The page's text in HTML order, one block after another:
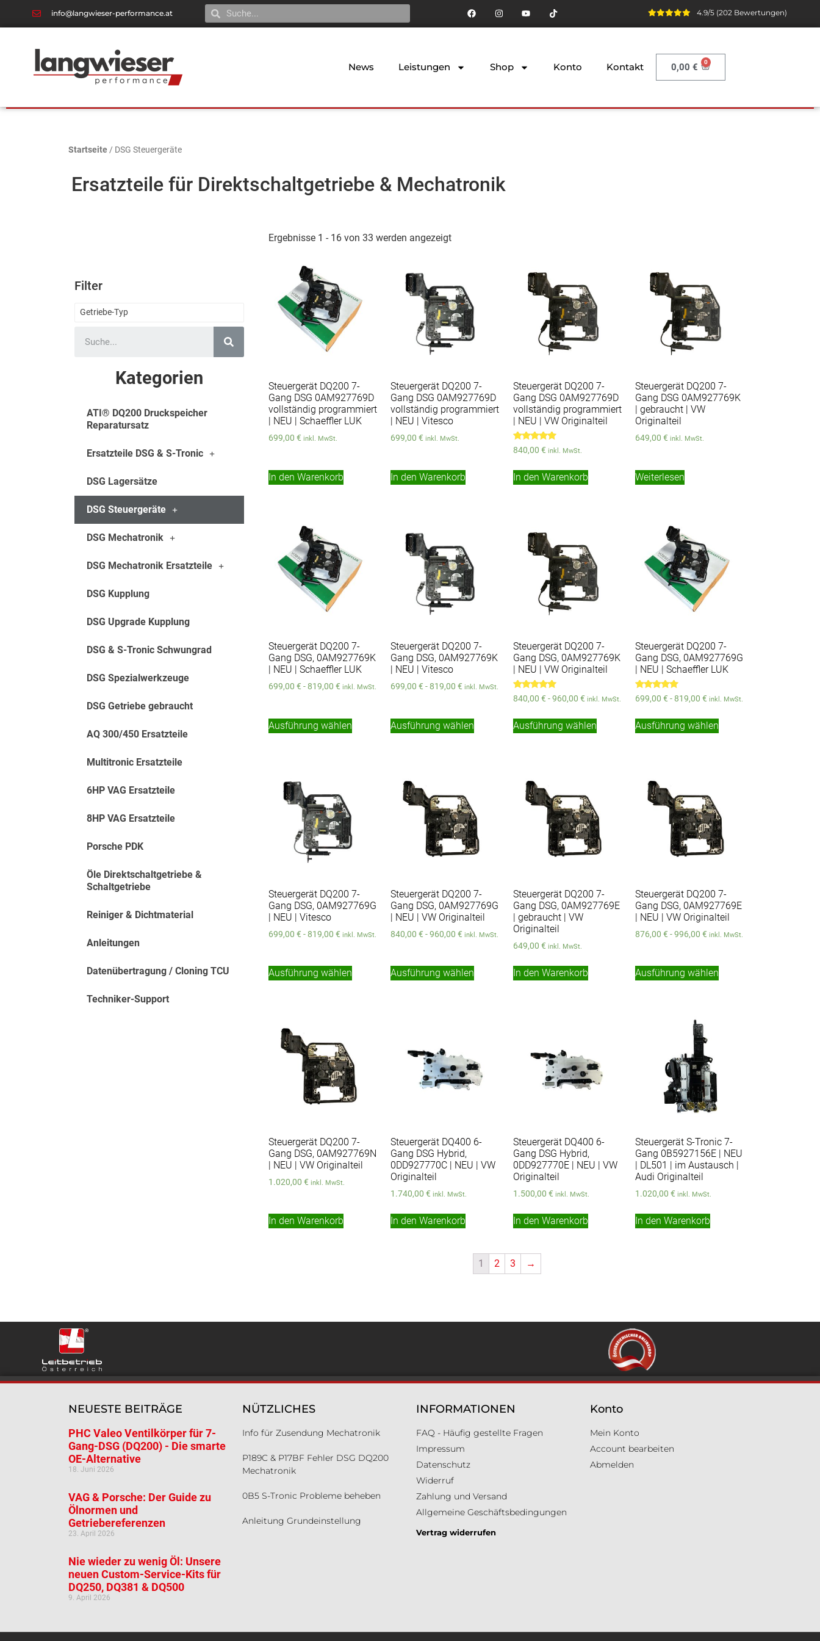
info@langwieser-performance.at 4.9/5 (202 Bewertungen)
News Leistungen Shop Konto Kontakt 0,00€
Startseite / DSG Steuergeräte
Ersatzteile für Direktschaltgetriebe & Mechatronik
Filter
Getriebe-Typ
Kategorien
ATI® DQ200 Druckspeicher
Reparatursatz
Ersatzteile DSG & S-Tronic
DSG Lagersätze
DSG Steuergeräte
DSG Mechatronik
DSG Mechatronik Ersatzteile
DSG Kupplung
DSG Upgrade Kupplung
DSG & S-Tronic Schwungrad
DSG Spezialwerkzeuge
DSG Getriebe gebraucht
AQ 300/450 Ersatzteile
Multitronic Ersatzteile
6HP VAG Ersatzteile
8HP VAG Ersatzteile
Porsche PDK
Öle Direktschaltgetriebe &
Schaltgetriebe
Reiniger & Dichtmaterial
Anleitungen
Datenübertragung / Cloning TCU
Techniker-Support
Ergebnisse 1 - 16 von 33 werden angezeigt
Steuergerät DQ200 7-
Gang DSG 0AM927769D
vollständig programmiert
| NEU | Schaeffler LUK
699,00 € inkl. MwSt.
In den Warenkorb
Steuergerät DQ200 7-
Gang DSG 0AM927769D
vollständig programmiert
| NEU | Vitesco
699,00€ inkl. MwSt.
In den Warenkorb
Steuergerät DQ200 7-
Gang DSG 0AM927769D
vollständig programmiert
| NEU | VW Originalteil
Bewertet
mit
von 5
840,00 € inkl. MwSt.
In den Warenkorb
Steuergerät DQ200 7-
Gang DSG 0AM927769K
| gebraucht | VW
Originalteil
649,00€ inkl. MwSt.
Weiterlesen
Steuergerät DQ200 7-
Gang DSG, 0AM927769K
| NEU | Schaeffler LUK
699,00 € -819,00 € inkl. MwSt.
Ausführung wählen
Steuergerät DQ200 7-
Gang DSG, 0AM927769K
| NEU | Vitesco
699,00€ -819,00€ inkl. MwSt.
Ausführung wählen
Steuergerät DQ200 7-
Gang DSG, 0AM927769K
| NEU | VW Originalteil
Bewertet
mit
von 5
840,00 € -960,00 € inkl. MwSt.
Ausführung wählen
Steuergerät DQ200 7-
Gang DSG, 0AM927769G
| NEU | Schaeffler LUK
Bewertet
mit
von 5
699,00€ -819,00€ inkl. MwSt.
Ausführung wählen
Steuergerät DQ200 7-
Gang DSG, 0AM927769G
| NEU | Vitesco
699,00 € -819,00 € inkl. MwSt.
Ausführung wählen
Steuergerät DQ200 7-
Gang DSG, 0AM927769G
| NEU | VW Originalteil
840,00€ -960,00€ inkl. MwSt.
Ausführung wählen
Steuergerät DQ200 7-
Gang DSG, 0AM927769E
| gebraucht | VW
Originalteil
649,00 € inkl. MwSt.
In den Warenkorb
Steuergerät DQ200 7-
Gang DSG, 0AM927769E
| NEU | VW Originalteil
876,00€ -996,00€ inkl. MwSt.
Ausführung wählen
Steuergerät DQ200 7-
Gang DSG, 0AM927769N
| NEU | VW Originalteil
1.020,00 € inkl. MwSt.
In den Warenkorb
Steuergerät DQ400 6-
Gang DSG Hybrid,
0DD927770C | NEU | VW
Originalteil
1.740,00€ inkl. MwSt.
In den Warenkorb
Steuergerät DQ400 6-
Gang DSG Hybrid,
0DD927770E | NEU | VW
Originalteil
1.500,00 € inkl. MwSt.
In den Warenkorb
Steuergerät S-Tronic 7-
Gang 0B5927156E | NEU
| DL501 | im Austausch |
Audi Originalteil
1.020,00€ inkl. MwSt.
In den Warenkorb
1 2 3 →
NEUESTE BEITRÄGE
PHC Valeo Ventilkörper für 7-
Gang-DSG (DQ200) - Die smarte
OE-Alternative
18. Juni 2026
VAG & Porsche: Der Guide zu
Ölnormen und
Getriebereferenzen
23. April 2026
Nie wieder zu wenig Öl: Unsere
neuen Custom-Service-Kits für
DQ250, DQ381 & DQ500
9. April 2026
NÜTZLICHES
Info für Zusendung Mechatronik
P189C & P17BF Fehler DSG DQ200
Mechatronik
0B5 S-Tronic Probleme beheben
Anleitung Grundeinstellung
INFORMATIONEN
FAQ - Häufig gestellte Fragen
Impressum
Datenschutz
Widerruf
Zahlung und Versand
Allgemeine Geschäftsbedingungen
Vertrag widerrufen
Konto
Mein Konto
Account bearbeiten
Abmelden